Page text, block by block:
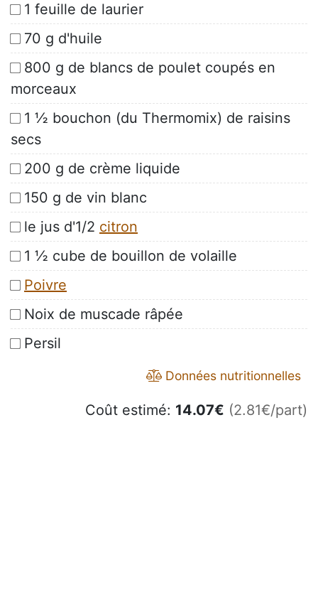
1 feuille de laurier
70 g d'huile
800 g de blancs de poulet coupés en
morceaux
1 ½ bouchon (du Thermomix) de raisins
secs
200 g de crème liquide
150 g de vin blanc
le jus d'1/2 citron
1 ½ cube de bouillon de volaille
Poivre
Noix de muscade râpée
Persil
Données nutritionnelles
Coût estimé: 14.07€ (2.81€/part)